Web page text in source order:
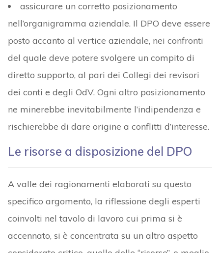
assicurare un corretto posizionamento
nell’organigramma aziendale. Il DPO deve essere
posto accanto al vertice aziendale, nei confronti
del quale deve potere svolgere un compito di
diretto supporto, al pari dei Collegi dei revisori
dei conti e degli OdV. Ogni altro posizionamento
ne minerebbe inevitabilmente l’indipendenza e
rischierebbe di dare origine a conflitti d’interesse.
Le risorse a disposizione del DPO
A valle dei ragionamenti elaborati su questo
specifico argomento, la riflessione degli esperti
coinvolti nel tavolo di lavoro cui prima si è
accennato, si è concentrata su un altro aspetto